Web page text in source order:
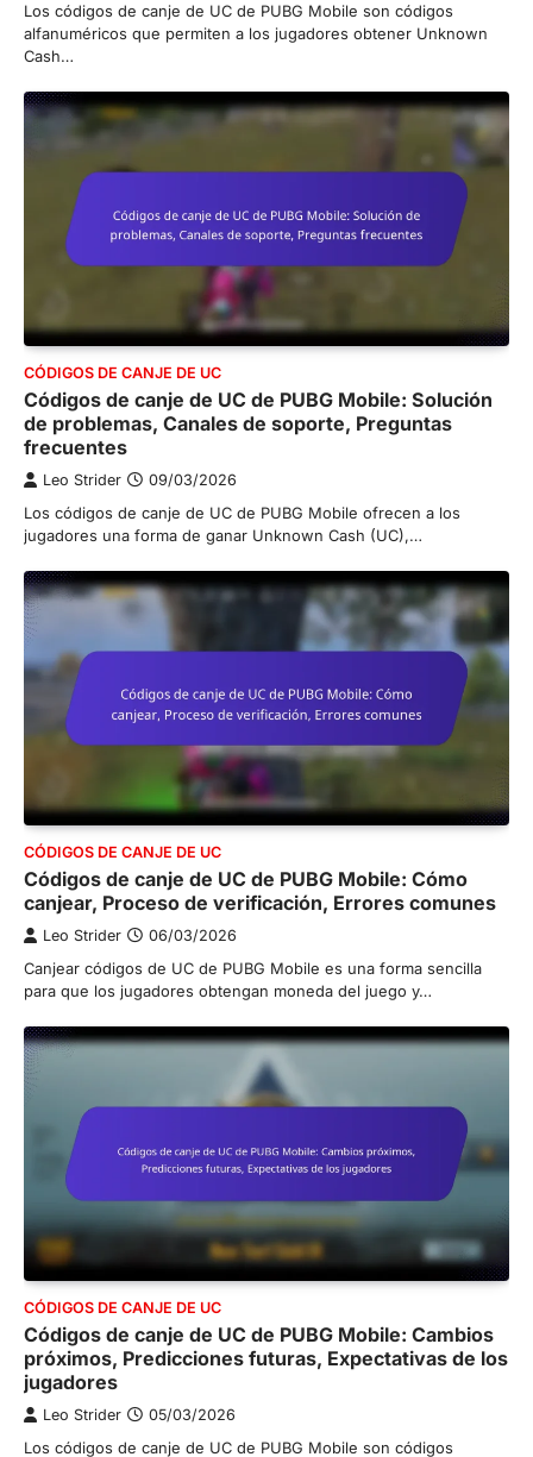
Los códigos de canje de UC de PUBG Mobile son códigos
alfanuméricos que permiten a los jugadores obtener Unknown
Cash…
CÓDIGOS DE CANJE DE UC
Códigos de canje de UC de PUBG Mobile: Solución
de problemas, Canales de soporte, Preguntas
frecuentes
Leo Strider 09/03/2026
Los códigos de canje de UC de PUBG Mobile ofrecen a los
jugadores una forma de ganar Unknown Cash (UC),…
CÓDIGOS DE CANJE DE UC
Códigos de canje de UC de PUBG Mobile: Cómo
canjear, Proceso de verificación, Errores comunes
Leo Strider 06/03/2026
Canjear códigos de UC de PUBG Mobile es una forma sencilla
para que los jugadores obtengan moneda del juego y…
CÓDIGOS DE CANJE DE UC
Códigos de canje de UC de PUBG Mobile: Cambios
próximos, Predicciones futuras, Expectativas de los
jugadores
Leo Strider 05/03/2026
Los códigos de canje de UC de PUBG Mobile son códigos